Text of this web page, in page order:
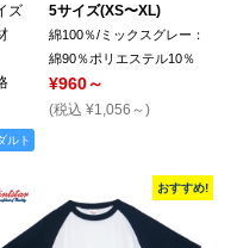
ズ
5サイズ(XS〜XL)
綿100％/ミックスグレー：
綿90％ポリエステル10％
¥960～
(税込 ¥1,056～)
ルト
おすすめ!